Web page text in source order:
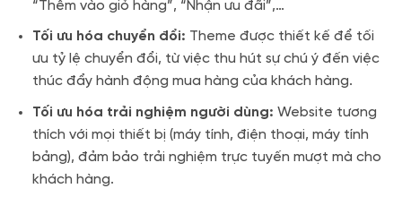
“Thêm vào giỏ hàng”, “Nhận ưu đãi”,…
Tối ưu hóa chuyển đổi: Theme được thiết kế để tối
ưu tỷ lệ chuyển đổi, từ việc thu hút sự chú ý đến việc
thúc đẩy hành động mua hàng của khách hàng.
Tối ưu hóa trải nghiệm người dùng: Website tương
thích với mọi thiết bị (máy tính, điện thoại, máy tính
bảng), đảm bảo trải nghiệm trực tuyến mượt mà cho
khách hàng.